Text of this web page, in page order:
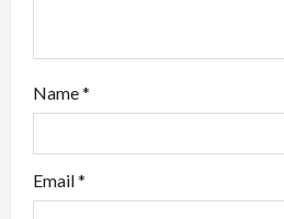
Name*
Email*